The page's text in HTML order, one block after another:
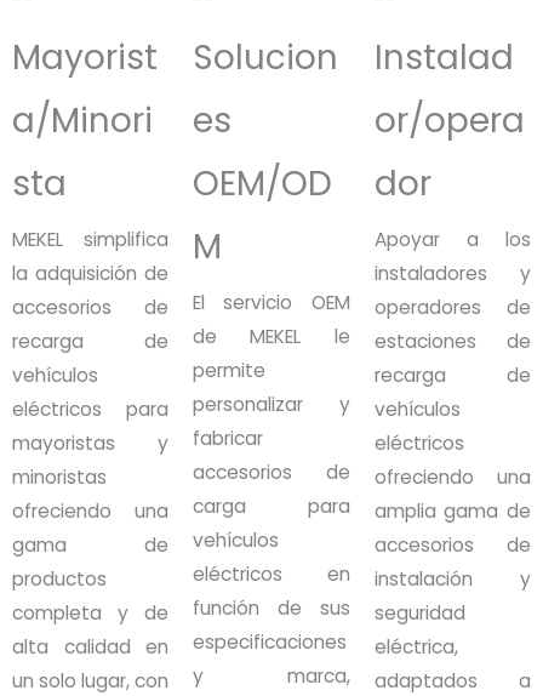
Mayorist
a/Minori
sta
MEKEL simplifica
la adquisición de
accesorios de
recarga de
vehículos
eléctricos para
mayoristas y
minoristas
ofreciendo una
gama de
productos
completa y de
alta calidad en
un solo lugar, con
Solucion
es
OEM/OD
M
El servicio OEM
de MEKEL le
permite
personalizar y
fabricar
accesorios de
carga para
vehículos
eléctricos en
función de sus
especificaciones
y marca,
Instalad
or/opera
dor
Apoyar a los
instaladores y
operadores de
estaciones de
recarga de
vehículos
eléctricos
ofreciendo una
amplia gama de
accesorios de
instalación y
seguridad
eléctrica,
adaptados a